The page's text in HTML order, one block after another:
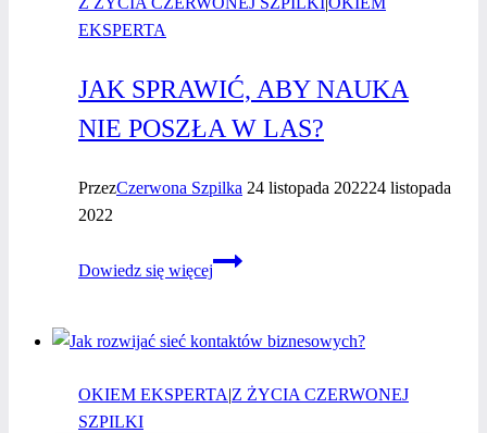
EKSPERTA
JAK SPRAWIĆ, ABY NAUKA
NIE POSZŁA W LAS?
PrzezCzerwona Szpilka 24 listopada 202224 listopada
2022
Dowiedz się więcej
Jak
nauka
w las?
OKIEM EKSPERTA|Z ŻYCIA CZERWONEJ
SZPILKI